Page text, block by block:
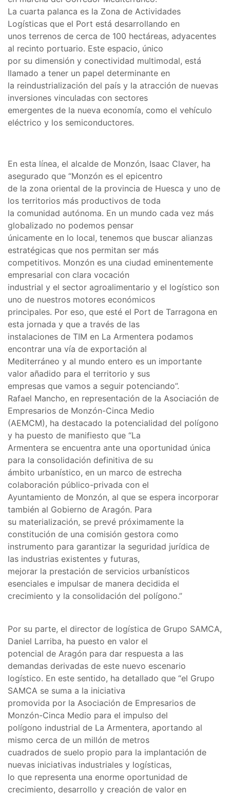
La cuarta palanca es la Zona de Actividades
Logísticas que el Port está desarrollando en
unos terrenos de cerca de 100 hectáreas, adyacentes
al recinto portuario. Este espacio, único
por su dimensión y conectividad multimodal, está
llamado a tener un papel determinante en
la reindustrialización del país y la atracción de nuevas
inversiones vinculadas con sectores
emergentes de la nueva economía, como el vehículo
eléctrico y los semiconductores.
En esta línea, el alcalde de Monzón, Isaac Claver, ha
asegurado que “Monzón es el epicentro
de la zona oriental de la provincia de Huesca y uno de
los territorios más productivos de toda
la comunidad autónoma. En un mundo cada vez más
globalizado no podemos pensar
únicamente en lo local, tenemos que buscar alianzas
estratégicas que nos permitan ser más
competitivos. Monzón es una ciudad eminentemente
empresarial con clara vocación
industrial y el sector agroalimentario y el logístico son
uno de nuestros motores económicos
principales. Por eso, que esté el Port de Tarragona en
esta jornada y que a través de las
instalaciones de TIM en La Armentera podamos
encontrar una vía de exportación al
Mediterráneo y al mundo entero es un importante
valor añadido para el territorio y sus
empresas que vamos a seguir potenciando”.
Rafael Mancho, en representación de la Asociación de
Empresarios de Monzón-Cinca Medio
(AEMCM), ha destacado la potencialidad del polígono
y ha puesto de manifiesto que “La
Armentera se encuentra ante una oportunidad única
para la consolidación definitiva de su
ámbito urbanístico, en un marco de estrecha
colaboración público-privada con el
Ayuntamiento de Monzón, al que se espera incorporar
también al Gobierno de Aragón. Para
su materialización, se prevé próximamente la
constitución de una comisión gestora como
instrumento para garantizar la seguridad jurídica de
las industrias existentes y futuras,
mejorar la prestación de servicios urbanísticos
esenciales e impulsar de manera decidida el
crecimiento y la consolidación del polígono.”
Por su parte, el director de logística de Grupo SAMCA,
Daniel Larriba, ha puesto en valor el
potencial de Aragón para dar respuesta a las
demandas derivadas de este nuevo escenario
logístico. En este sentido, ha detallado que “el Grupo
SAMCA se suma a la iniciativa
promovida por la Asociación de Empresarios de
Monzón-Cinca Medio para el impulso del
polígono industrial de La Armentera, aportando al
mismo cerca de un millón de metros
cuadrados de suelo propio para la implantación de
nuevas iniciativas industriales y logísticas,
lo que representa una enorme oportunidad de
crecimiento, desarrollo y creación de valor en